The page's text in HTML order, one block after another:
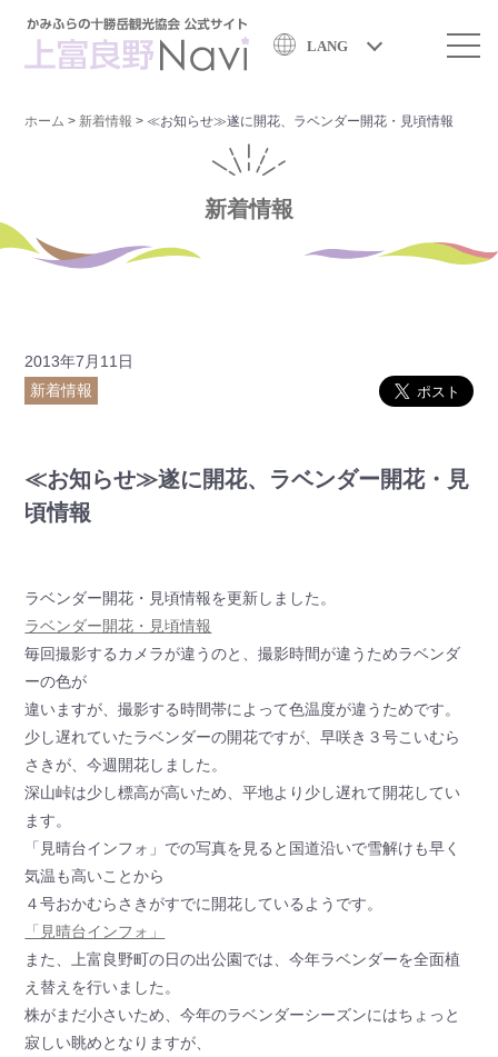
LANG
ホーム > 新着情報 > ≪お知らせ≫遂に開花、ラベンダー開花・見頃情報
新着情報
2013年7月11日
新着情報
≪お知らせ≫遂に開花、ラベンダー開花・見
頃情報
ラベンダー開花・見頃情報を更新しました。
ラベンダー開花・見頃情報
毎回撮影するカメラが違うのと、撮影時間が違うためラベンダ
ーの色が
違いますが、撮影する時間帯によって色温度が違うためです。
少し遅れていたラベンダーの開花ですが、早咲き３号こいむら
さきが、今週開花しました。
深山峠は少し標高が高いため、平地より少し遅れて開花してい
ます。
「見晴台インフォ」での写真を見ると国道沿いで雪解けも早く
気温も高いことから
４号おかむらさきがすでに開花しているようです。
「見晴台インフォ」
また、上富良野町の日の出公園では、今年ラベンダーを全面植
え替えを行いました。
株がまだ小さいため、今年のラベンダーシーズンにはちょっと
寂しい眺めとなりますが、